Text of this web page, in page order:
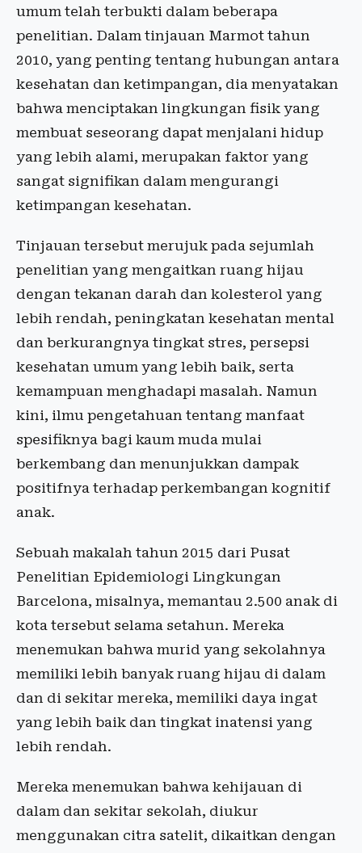
umum telah terbukti dalam beberapa
penelitian. Dalam tinjauan Marmot tahun
2010, yang penting tentang hubungan antara
kesehatan dan ketimpangan, dia menyatakan
bahwa menciptakan lingkungan fisik yang
membuat seseorang dapat menjalani hidup
yang lebih alami, merupakan faktor yang
sangat signifikan dalam mengurangi
ketimpangan kesehatan.
Tinjauan tersebut merujuk pada sejumlah
penelitian yang mengaitkan ruang hijau
dengan tekanan darah dan kolesterol yang
lebih rendah, peningkatan kesehatan mental
dan berkurangnya tingkat stres, persepsi
kesehatan umum yang lebih baik, serta
kemampuan menghadapi masalah. Namun
kini, ilmu pengetahuan tentang manfaat
spesifiknya bagi kaum muda mulai
berkembang dan menunjukkan dampak
positifnya terhadap perkembangan kognitif
anak.
Sebuah makalah tahun 2015 dari Pusat
Penelitian Epidemiologi Lingkungan
Barcelona, misalnya, memantau 2.500 anak di
kota tersebut selama setahun. Mereka
menemukan bahwa murid yang sekolahnya
memiliki lebih banyak ruang hijau di dalam
dan di sekitar mereka, memiliki daya ingat
yang lebih baik dan tingkat inatensi yang
lebih rendah.
Mereka menemukan bahwa kehijauan di
dalam dan sekitar sekolah, diukur
menggunakan citra satelit, dikaitkan dengan